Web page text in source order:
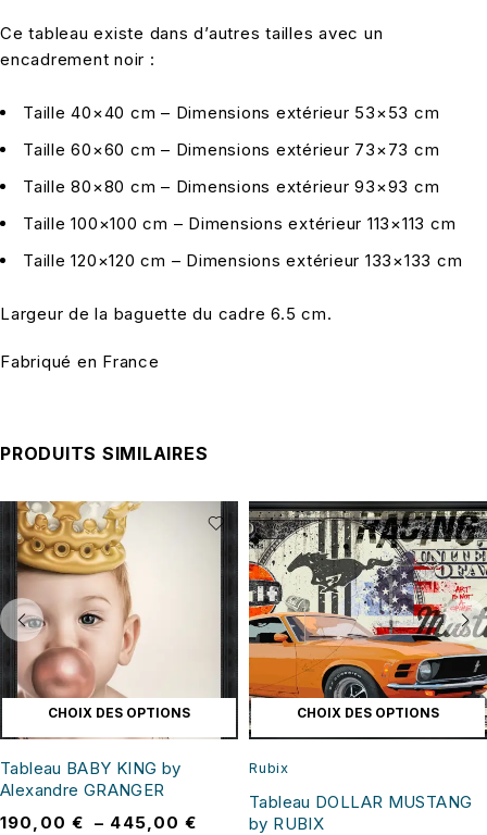
Ce tableau existe dans d’autres tailles avec un
encadrement noir :
Taille 40×40 cm – Dimensions extérieur 53×53 cm
Taille 60×60 cm – Dimensions extérieur 73×73 cm
Taille 80×80 cm – Dimensions extérieur 93×93 cm
Taille 100×100 cm – Dimensions extérieur 113×113 cm
Taille 120×120 cm – Dimensions extérieur 133×133 cm
Largeur de la baguette du cadre 6.5 cm.
Fabriqué en France
PRODUITS SIMILAIRES
CHOIX DES OPTIONS
Tableau BABY KING by
Alexandre GRANGER
190,00 € – 445,00€
CHOIX DES OPTIONS
Rubix
Tableau DOLLAR MUSTANG
by RUBIX